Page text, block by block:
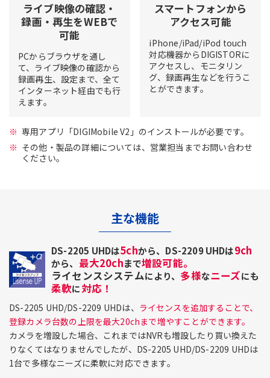
ライブ映像の確認・
録画・再生をWEBで
可能
PCからブラウザを通し
て、ライブ映像の確認から
録画再生、設定まで、全て
インターネット経由でも行
えます。
スマートフォンから
アクセス可能
iPhone/iPad/iPod touch
対応機器からDIGISTORに
アクセスし、モニタリン
グ、録画再生などを行うこ
とができます。
専用アプリ「DIGIMobile V2」のインストールが必要です。
その他・製品の詳細については、営業担当までお問い合わせ
ください。
主な機能
DS-2205 UHDは5chから、DS-2209 UHDは9ch
から、 最大20chまで増設可能。
ライセンスシステムにより、 多様なニーズにも
柔軟に対応！
DS-2205 UHD/DS-2209 UHDは、 ライセンスを追加することで、
登録カメラ台数の上限を最大20chまで増やすことができます。
カメラを増設した場合、これまではNVRも増設したり買い換えた
りなくてはなりませんでしたが、DS-2205 UHD/DS-2209 UHDは
1台で多様なニーズに柔軟に対応できます。